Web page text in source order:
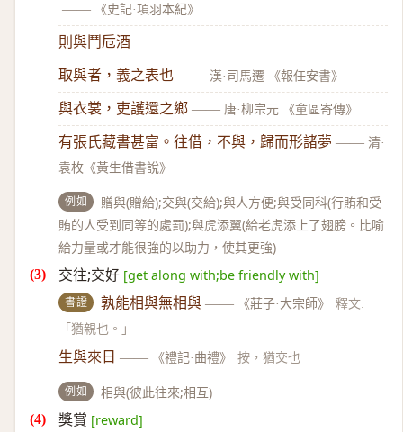
——
《史記·項羽本紀》
則與鬥卮酒
取與者，義之表也 —— 漢·司馬遷 《報任安書》
與衣裳，吏護還之鄉 —— 唐·柳宗元 《童區寄傳》
有張氏藏書甚富。往借，不與，歸而形諸夢 —— 清·
袁枚《黃生借書說》
例如
贈與(贈給);交與(交給);與人方便;與受同科(行賄和受
賄的人受到同等的處罰);與虎添翼(給老虎添上了翅膀。比喻
給力量或才能很強的以助力，使其更強)
交往;交好 [get along with;be friendly with]
書證 孰能相與無相與 —— 《莊子·大宗師》
釋文:
「猶親也。」
生與來日 —— 《禮記·曲禮》 按，猶交也
例如 相與(彼此往來;相互)
獎賞 [reward]